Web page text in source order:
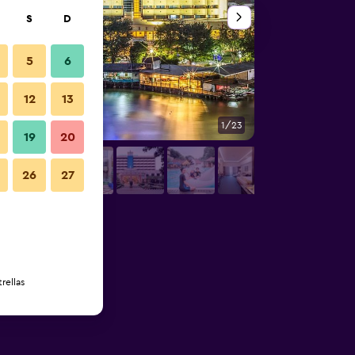
1/23
S D
5 6
12 13
19 20
26 27